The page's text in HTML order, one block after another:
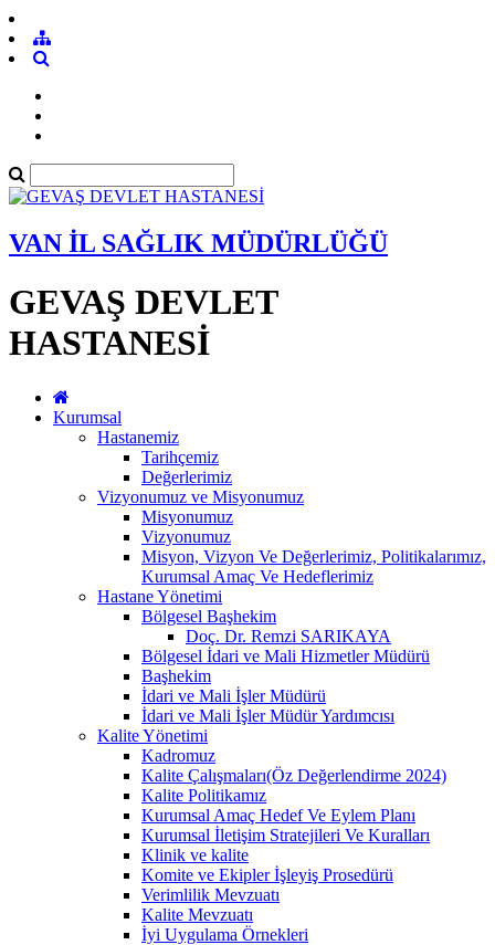
VAN İL SAĞLIK MÜDÜRLÜĞÜ
GEVAŞ DEVLET
HASTANESİ
Kurumsal
Hastanemiz
Tarihçemiz
Değerlerimiz
Vizyonumuz ve Misyonumuz
Misyonumuz
Vizyonumuz
Misyon, Vizyon Ve Değerlerimiz, Politikalarımız,
Kurumsal Amaç Ve Hedeflerimiz
Hastane Yönetimi
Bölgesel Başhekim
Doç. Dr. Remzi SARIKAYA
Bölgesel İdari ve Mali Hizmetler Müdürü
Başhekim
İdari ve Mali İşler Müdürü
İdari ve Mali İşler Müdür Yardımcısı
Kalite Yönetimi
Kadromuz
Kalite Çalışmaları(Öz Değerlendirme 2024)
Kalite Politikamız
Kurumsal Amaç Hedef Ve Eylem Planı
Kurumsal İletişim Stratejileri Ve Kuralları
Klinik ve kalite
Komite ve Ekipler İşleyiş Prosedürü
Verimlilik Mevzuatı
Kalite Mevzuatı
İyi Uygulama Örnekleri